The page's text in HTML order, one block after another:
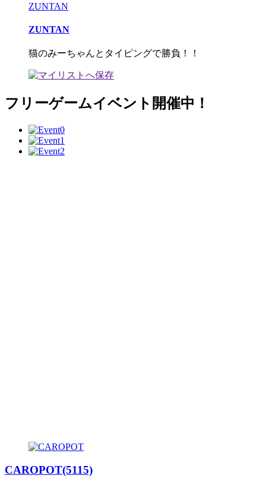
ZUNTAN
ZUNTAN
猫のみーちゃんとタイピングで勝負！！
フリーゲームイベント開催中！
CAROPOT(5115)